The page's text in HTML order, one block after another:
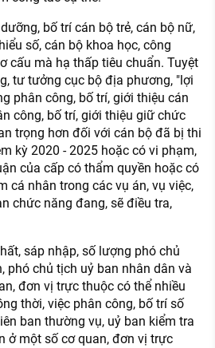
bố trí cán bộ trẻ, cán bộ nữ,
số, cán bộ khoa học, công
cấu mà hạ thấp tiêu chuẩn. Tuyệt
tư tưởng cục bộ địa phương, "lợi
phân công, bố trí, giới thiệu cán
công, bố trí, giới thiệu giữ chức
trọng hơn đối với cán bộ đã bị thi
kỳ 2020 - 2025 hoặc có vi phạm,
của cấp có thẩm quyền hoặc có
cá nhân trong các vụ án, vụ việc,
chức năng đang, sẽ điều tra,
sáp nhập, số lượng phó chủ
phó chủ tịch uỷ ban nhân dân và
đơn vị trực thuộc có thể nhiều
thời, việc phân công, bố trí số
ban thường vụ, uỷ ban kiểm tra
ở một số cơ quan, đơn vị trực